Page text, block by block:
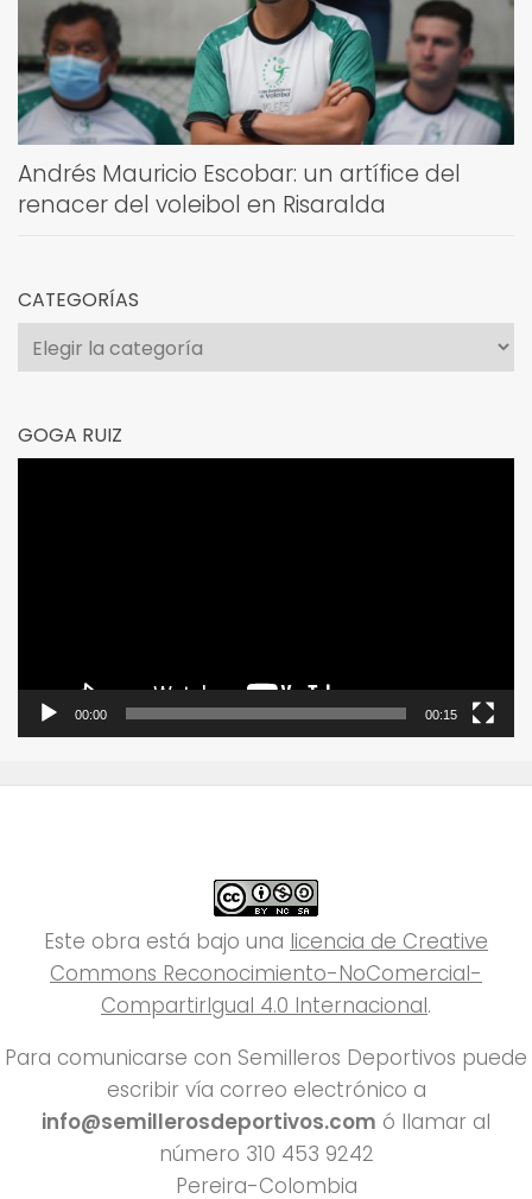
Andrés Mauricio Escobar: un artífice del
renacer del voleibol en Risaralda
CATEGORÍAS
Categorías
GOGA RUIZ
00:00 00:15
Este obra está bajo una licencia de Creative
Commons Reconocimiento-NoComercial-
CompartirIgual 4.0 Internacional.
Para comunicarse con Semilleros Deportivos puede
escribir vía correo electrónico a
info@semillerosdeportivos.com ó llamar al
número 310 453 9242
Pereira-Colombia